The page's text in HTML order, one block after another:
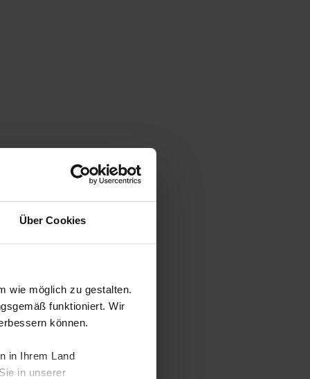
Über Cookies
wie möglich zu gestalten.
funktioniert. Wir
können.
in Ihrem Land
in unserer